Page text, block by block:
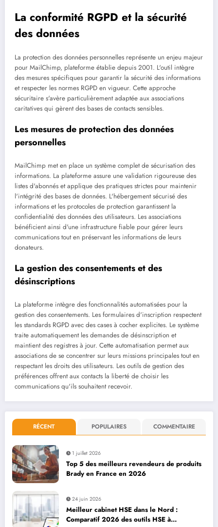
La conformité RGPD et la sécurité
des données
La protection des données personnelles représente un enjeu majeur
pour MailChimp, plateforme établie depuis 2001. L'outil intègre
des mesures spécifiques pour garantir la sécurité des informations
et respecter les normes RGPD en vigueur. Cette approche
sécuritaire s'avère particulièrement adaptée aux associations
caritatives qui gèrent des bases de contacts sensibles.
Les mesures de protection des données
personnelles
MailChimp met en place un système complet de sécurisation des
informations. La plateforme assure une validation rigoureuse des
listes d'abonnés et applique des pratiques strictes pour maintenir
l'intégrité des bases de données. L'hébergement sécurisé des
informations et les protocoles de protection garantissent la
confidentialité des données des utilisateurs. Les associations
bénéficient ainsi d'une infrastructure fiable pour gérer leurs
communications tout en préservant les informations de leurs
donateurs.
La gestion des consentements et des
désinscriptions
La plateforme intègre des fonctionnalités automatisées pour la
gestion des consentements. Les formulaires d'inscription respectent
les standards RGPD avec des cases à cocher explicites. Le système
traite automatiquement les demandes de désinscription et
maintient des registres à jour. Cette automatisation permet aux
associations de se concentrer sur leurs missions principales tout en
respectant les droits des utilisateurs. Les outils de gestion des
préférences offrent aux contacts la liberté de choisir les
communications qu'ils souhaitent recevoir.
RÉCENT POPULAIRES COMMENTAIRE
1 juillet 2026
Top 5 des meilleurs revendeurs de produits
Brady en France en 2026
24 juin 2026
Meilleur cabinet HSE dans le Nord :
Comparatif 2026 des outils HSE à